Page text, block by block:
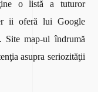
o listă a tuturor
ii oferă lui Google
Site map-ul îndrumă
asupra seriozităţii